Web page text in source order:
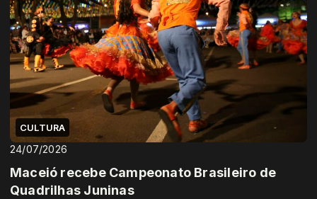
CULTURA
24/07/2026
Maceió recebe Campeonato Brasileiro de
Quadrilhas Juninas